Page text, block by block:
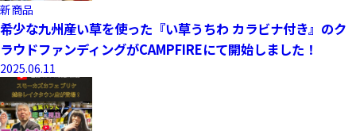
新商品
希少な九州産い草を使った『い草うちわ カラビナ付き』のク
ラウドファンディングがCAMPFIREにて開始しました！
2025.06.11